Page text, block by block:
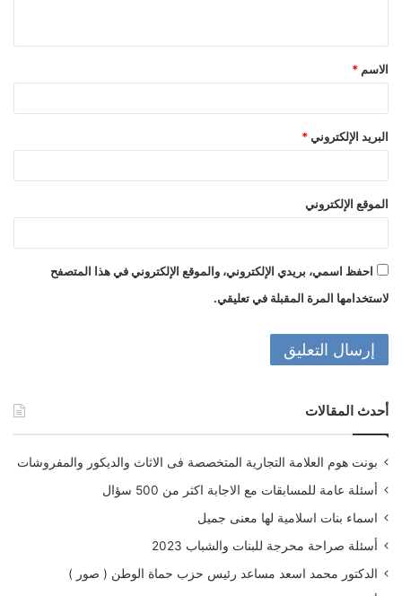
ق
*
الاسم *
البريد الإلكتروني *
الموقع الإلكتروني
احفظ اسمي، بريدي الإلكتروني، والموقع الإلكتروني في هذا المتصفح
لاستخدامها المرة المقبلة في تعليقي.
أحدث المقالات
بونت هوم العلامة التجارية المتخصصة فى الاثاث والديكور والمفروشات
أسئلة عامة للمسابقات مع الاجابة اكثر من 500 سؤال
اسماء بنات اسلامية لها معنى جميل
أسئلة صراحة محرجة للبنات والشباب 2023
الدكتور محمد اسعد مساعد رئيس حزب حماة الوطن ( صور )